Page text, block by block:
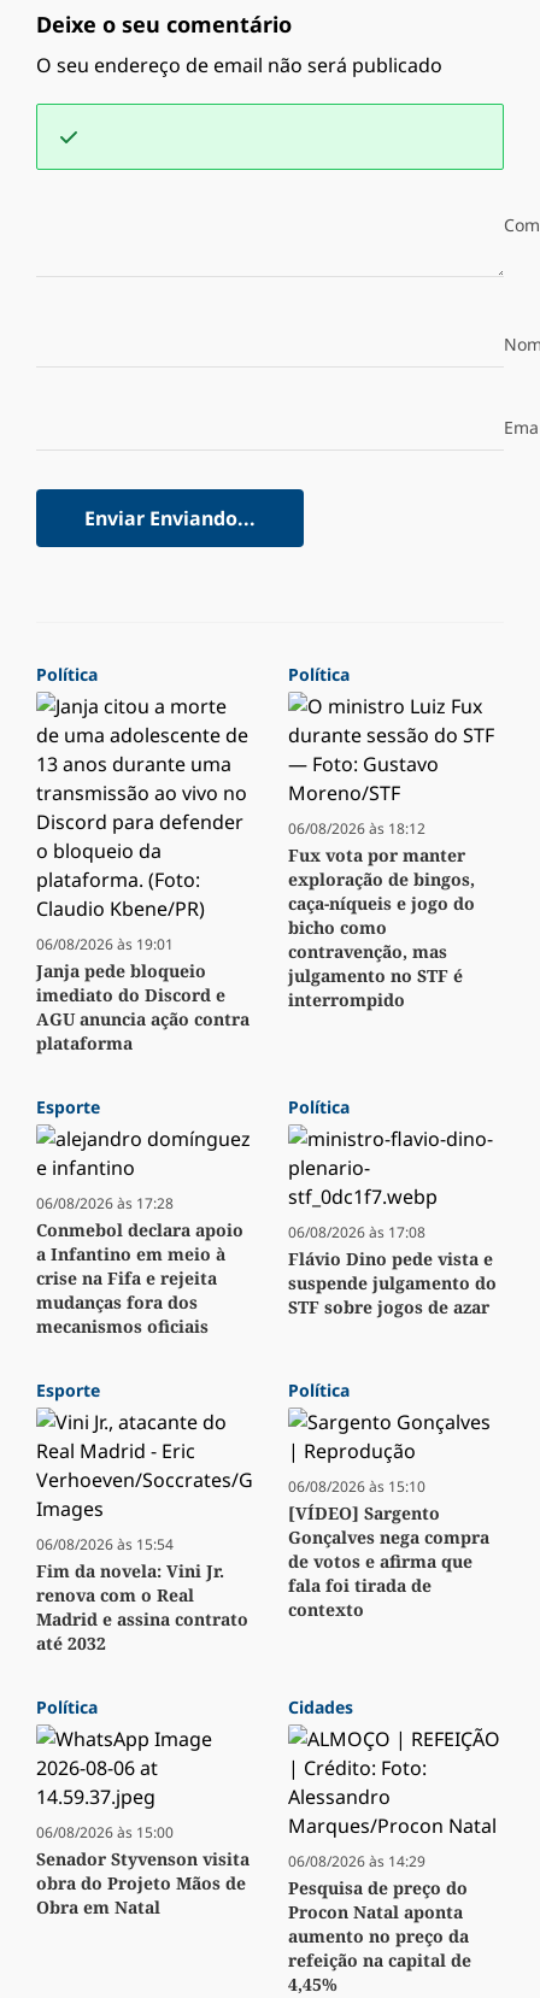
Deixe o seu comentário
O seu endereço de email não será publicado
Enviar Enviando...
Política
06/08/2026 às 19:01
Janja pede bloqueio
imediato do Discord e
AGU anuncia ação contra
plataforma
Política
06/08/2026 às 18:12
Fux vota por manter
exploração de bingos,
caça-níqueis e jogo do
bicho como
contravenção, mas
julgamento no STF é
interrompido
Esporte
06/08/2026 às 17:28
Conmebol declara apoio
a Infantino em meio à
crise na Fifa e rejeita
mudanças fora dos
mecanismos oficiais
Política
06/08/2026 às 17:08
Flávio Dino pede vista e
suspende julgamento do
STF sobre jogos de azar
Esporte
06/08/2026 às 15:54
Fim da novela: Vini Jr.
renova com o Real
Madrid e assina contrato
até 2032
Política
06/08/2026 às 15:10
[VÍDEO] Sargento
Gonçalves nega compra
de votos e afirma que
fala foi tirada de
contexto
Política
06/08/2026 às 15:00
Senador Styvenson visita
obra do Projeto Mãos de
Obra em Natal
Cidades
06/08/2026 às 14:29
Pesquisa de preço do
Procon Natal aponta
aumento no preço da
refeição na capital de
4,45%